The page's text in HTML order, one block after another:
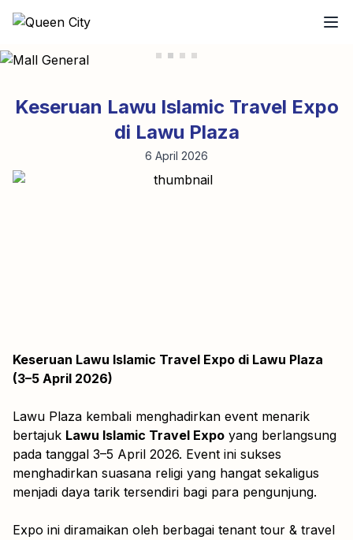
Keseruan Lawu Islamic Travel Expo
di Lawu Plaza
6 April 2026
Keseruan Lawu Islamic Travel Expo di Lawu Plaza
(3–5 April 2026)
Lawu Plaza kembali menghadirkan event menarik
bertajuk Lawu Islamic Travel Expo yang berlangsung
pada tanggal 3–5 April 2026. Event ini sukses
menghadirkan suasana religi yang hangat sekaligus
menjadi daya tarik tersendiri bagi para pengunjung.
Expo ini diramaikan oleh berbagai tenant tour & travel